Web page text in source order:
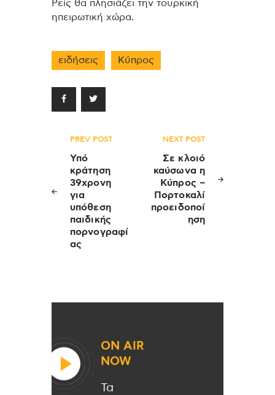
Ρείς θα πλησιάζει την τουρκική
ηπειρωτική χώρα.
ειδήσεις Κύπρος
Πλοήγηση
άρθρων
PREV POST
Υπό
κράτηση
39χρονη
για
υπόθεση
παιδικής
πορνογραφί
ας
NEXT POST
Σε κλοιό
καύσωνα η
Κύπρος –
Πορτοκαλί
προειδοποί
ηση
ON AIR
NOW
Τα